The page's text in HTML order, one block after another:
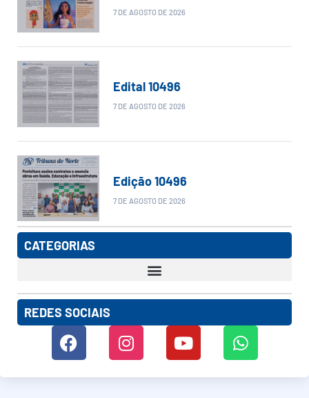
7 DE AGOSTO DE 2026
Edital 10496
7 DE AGOSTO DE 2026
Edição 10496
7 DE AGOSTO DE 2026
CATEGORIAS
REDES SOCIAIS